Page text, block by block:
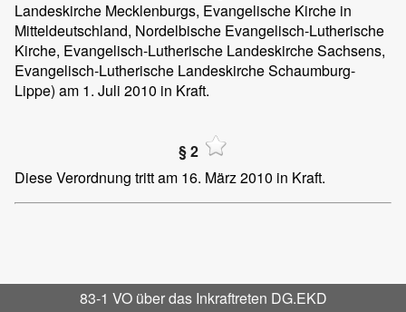
83-1 VO über das Inkraftreten DG.EKD
Landeskirche Mecklenburgs, Evangelische Kirche in
Mitteldeutschland, Nordelbische Evangelisch-Lutherische
Kirche, Evangelisch-Lutherische Landeskirche Sachsens,
Evangelisch-Lutherische Landeskirche Schaumburg-
Lippe) am 1. Juli 2010 in Kraft.
§ 2
Diese Verordnung tritt am 16. März 2010 in Kraft.